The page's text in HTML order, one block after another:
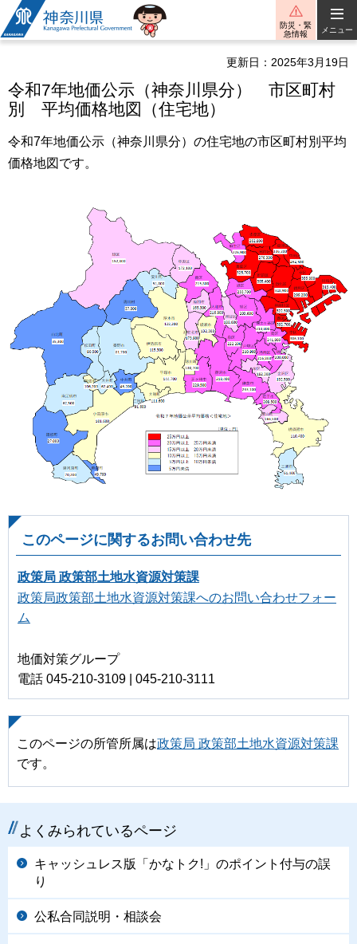
神奈川県
防災・緊
急情報
メニュー
更新日：2025年3月19日
令和7年地価公示（神奈川県分） 市区町村
別 平均価格地図（住宅地）
令和7年地価公示（神奈川県分）の住宅地の市区町村別平均
価格地図です。
このページに関するお問い合わせ先
政策局 政策部土地水資源対策課
政策局政策部土地水資源対策課へのお問い合わせフォー
ム
地価対策グループ
電話 045-210-3109 | 045-210-3111
このページの所管所属は政策局 政策部土地水資源対策課
です。
よくみられているページ
キャッシュレス版「かなトク!」のポイント付与の誤
り
公私合同説明・相談会